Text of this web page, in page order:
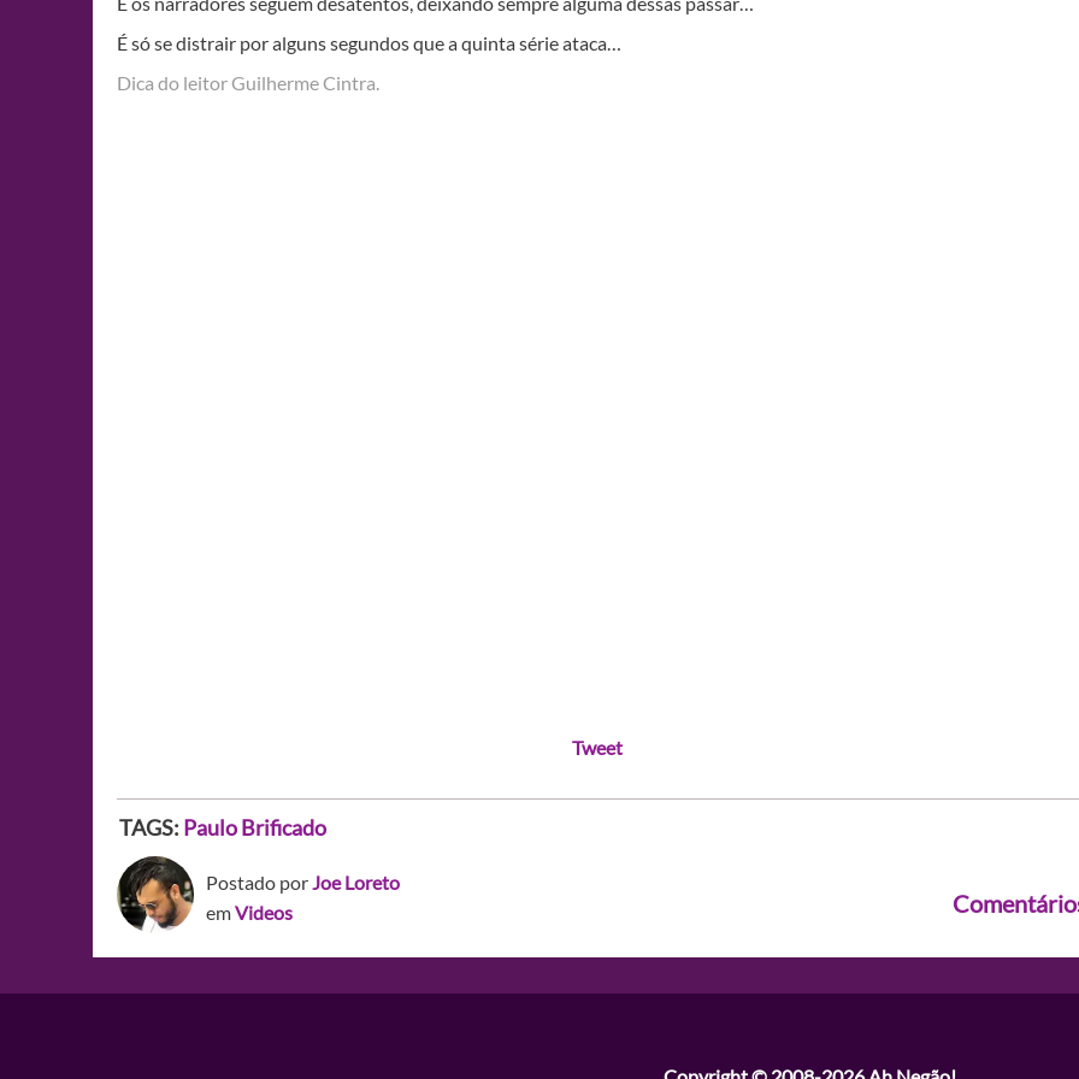
É só se distrair por alguns segundos que a quinta série ataca…
Dica do leitor Guilherme Cintra.
Tweet
TAGS: Paulo Brificado
Postado porJoe Loreto
emVideos